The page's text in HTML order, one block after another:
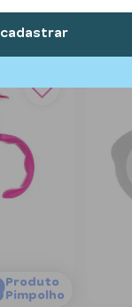
cadastrar
Produto
Pimpolho